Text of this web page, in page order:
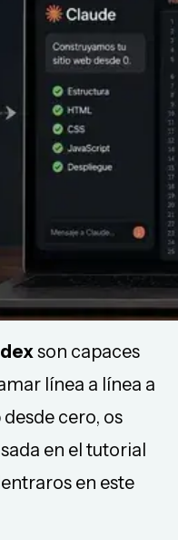
son capaces
línea a línea a
cero, os
en el tutorial
en este